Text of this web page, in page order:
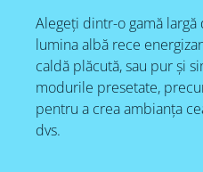
Alegeți dintr-o gamă
lumina albă rece
caldă plăcută, sau pur și
modurile presetate,
pentru a crea ambianța
dvs.